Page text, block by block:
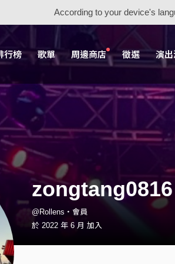
According to your device's
行榜 歌單 周邊商店 徵選 演
zongtang0816
@Rollens・會員
於 2022 年 6 月 加入